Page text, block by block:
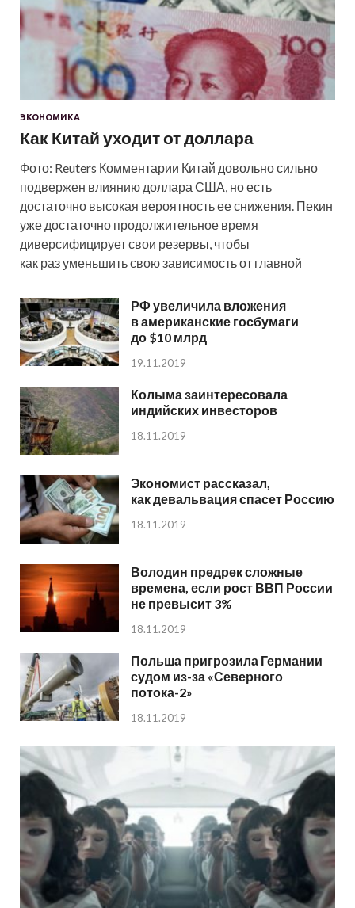
ЭКОНОМИКА
Как Китай уходит от доллара
Фото: Reuters Комментарии Китай довольно сильно
подвержен влиянию доллара США, но есть
достаточно высокая вероятность ее снижения. Пекин
уже достаточно продолжительное время
диверсифицирует свои резервы, чтобы
как раз уменьшить свою зависимость от главной
РФ увеличила вложения
в американские госбумаги
до $10 млрд
19.11.2019
Колыма заинтересовала
индийских инвесторов
18.11.2019
Экономист рассказал,
как девальвация спасет Россию
18.11.2019
Володин предрек сложные
времена, если рост ВВП России
не превысит 3%
18.11.2019
Польша пригрозила Германии
судом из-за «Северного
потока-2»
18.11.2019